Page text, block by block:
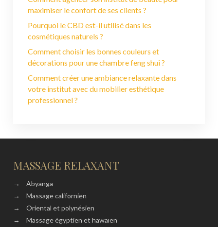
maximiser le confort de ses clients ?
Pourquoi le CBD est-il utilisé dans les
cosmétiques naturels ?
Comment choisir les bonnes couleurs et
décorations pour une chambre feng shui ?
Comment créer une ambiance relaxante dans
votre institut avec du mobilier esthétique
professionnel ?
MASSAGE RELAXANT
→
Abyanga
→
Massage californien
→
Oriental et polynésien
→
Massage égyptien et hawaïen